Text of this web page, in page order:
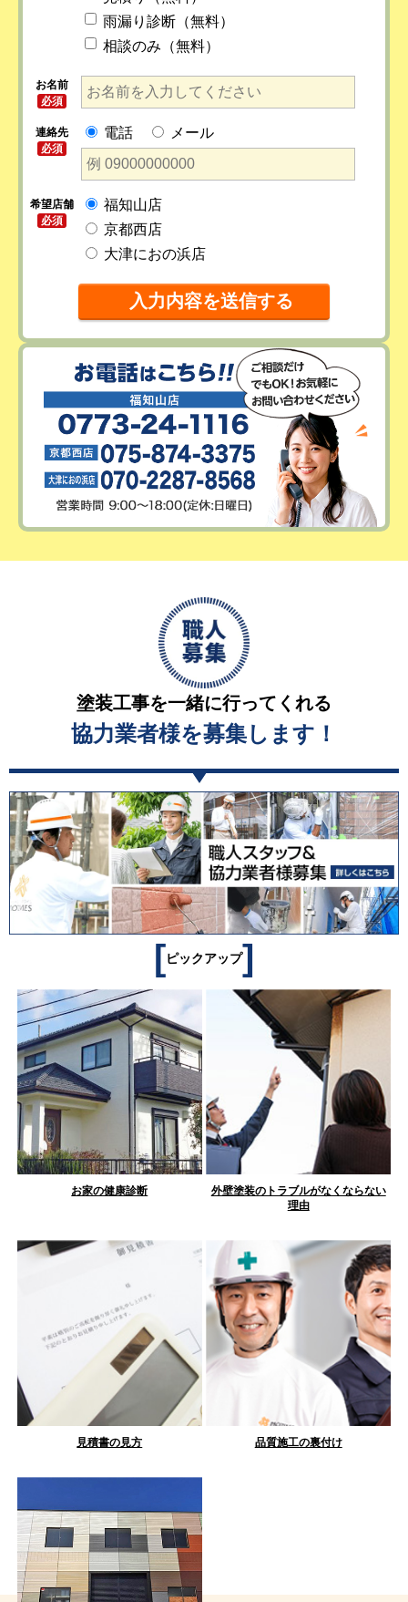
雨漏り診断（無料）
相談のみ（無料）
お名前
必須
連絡先
必須
電話 メール
希望店舗
必須
福知山店
京都西店
大津におの浜店
塗装工事を一緒に行ってくれる
協力業者様を募集します！
[ピックアップ]
お家の健康診断
外壁塗装のトラブルがなくならない
理由
見積書の見方 品質施工の裏付け